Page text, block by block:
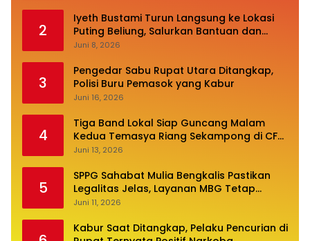
2
Iyeth Bustami Turun Langsung ke Lokasi
Puting Beliung, Salurkan Bantuan dan
Desak Perbaikan Infrastruktur
Juni 8, 2026
3
Pengedar Sabu Rupat Utara Ditangkap,
Polisi Buru Pemasok yang Kabur
Juni 16, 2026
4
Tiga Band Lokal Siap Guncang Malam
Kedua Temasya Riang Sekampong di CFN
Jalan Pembangunan
Juni 13, 2026
5
SPPG Sahabat Mulia Bengkalis Pastikan
Legalitas Jelas, Layanan MBG Tetap
Optimal
Juni 11, 2026
Kabur Saat Ditangkap, Pelaku Pencurian di